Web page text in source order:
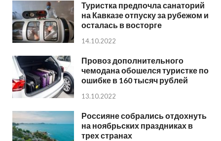
Туристка предпочла санаторий
на Кавказе отпуску за рубежом и
осталась в восторге
14.10.2022
Провоз дополнительного
чемодана обошелся туристке по
ошибке в 160 тысяч рублей
13.10.2022
Россияне собрались отдохнуть
на ноябрьских праздниках в
трех странах